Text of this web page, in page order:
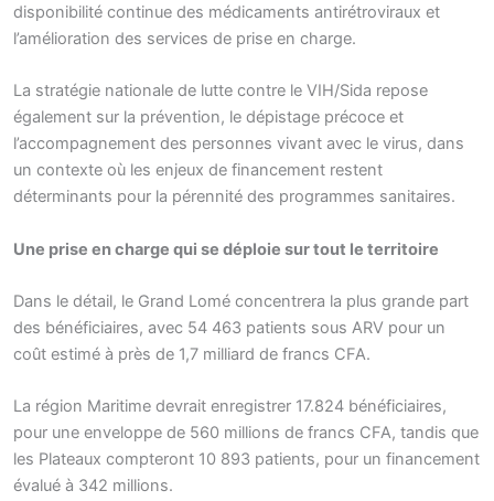
disponibilité continue des médicaments antirétroviraux et
l’amélioration des services de prise en charge.
La stratégie nationale de lutte contre le VIH/Sida repose
également sur la prévention, le dépistage précoce et
l’accompagnement des personnes vivant avec le virus, dans
un contexte où les enjeux de financement restent
déterminants pour la pérennité des programmes sanitaires.
Une prise en charge qui se déploie sur tout le territoire
Dans le détail, le Grand Lomé concentrera la plus grande part
des bénéficiaires, avec 54 463 patients sous ARV pour un
coût estimé à près de 1,7 milliard de francs CFA.
La région Maritime devrait enregistrer 17.824 bénéficiaires,
pour une enveloppe de 560 millions de francs CFA, tandis que
les Plateaux compteront 10 893 patients, pour un financement
évalué à 342 millions.